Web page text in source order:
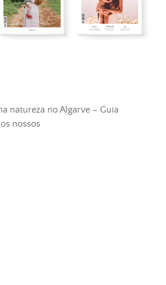
natureza no Algarve – Guia
nossos